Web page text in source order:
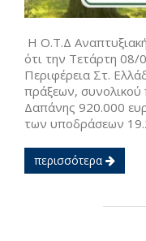
Η Ο.Τ.Δ
ότι την Τετάρτη
Περιφέρεια Στ.
πράξεων,
Δαπάνης 920.000
των υποδράσεων
περισσότερα